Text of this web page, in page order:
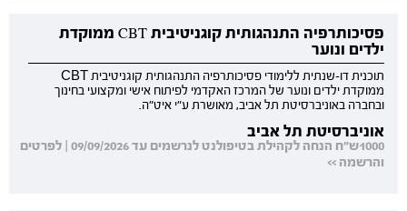
פסיכותרפיה התנהגותית קוגניטיבית CBT ממוקדת
ילדים ונוער
תוכנית דו-שנתית ללימודי פסיכותרפיה התנהגותית קוגניטיבית CBT
ממוקדת ילדים ונוער של המרכז האקדמי לפיתוח אישי ומקצועי בחינוך
ובחברה באוניברסיטת תל אביב, מאושרת ע"י איט"ה.
אוניברסיטת תל אביב
1000ש"ח הנחה לקהילת בטיפולנט לנרשמים עד 09/09/2026 | לפרטים
והרשמה >>